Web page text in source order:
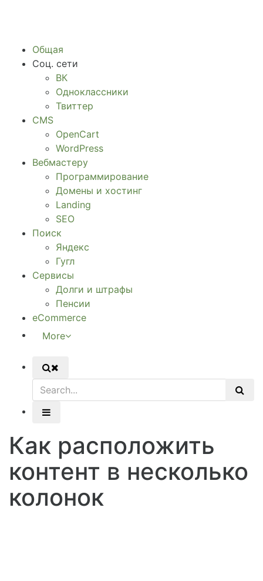
Общая
Соц. сети
ВК
Одноклассники
Твиттер
CMS
OpenCart
WordPress
Вебмастеру
Программирование
Домены и хостинг
Landing
SEO
Поиск
Яндекс
Гугл
Сервисы
Долги и штрафы
Пенсии
eCommerce
More
Как расположить
контент в несколько
колонок